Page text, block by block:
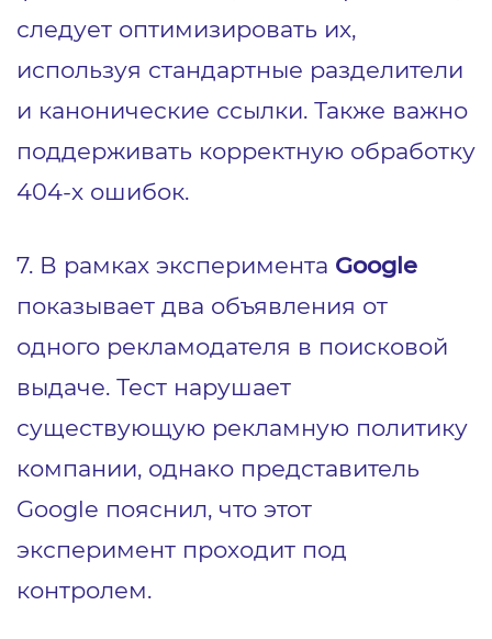
следует оптимизировать их,
используя стандартные разделители
и канонические ссылки. Также важно
поддерживать корректную обработку
404‑х ошибок.
7. В рамках эксперимента Google
показывает два объявления от
одного рекламодателя в поисковой
выдаче. Тест нарушает
существующую рекламную политику
компании, однако представитель
Google пояснил, что этот
эксперимент проходит под
контролем.